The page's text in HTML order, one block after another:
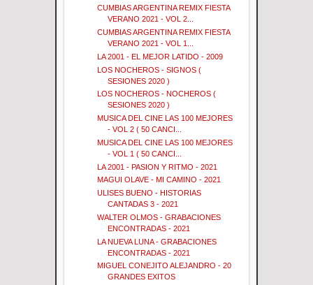
CUMBIAS ARGENTINA REMIX FIESTA
VERANO 2021 - VOL 2...
CUMBIAS ARGENTINA REMIX FIESTA
VERANO 2021 - VOL 1...
LA 2001 - EL MEJOR LATIDO - 2009
LOS NOCHEROS - SIGNOS (
SESIONES 2020 )
LOS NOCHEROS - NOCHEROS (
SESIONES 2020 )
MUSICA DEL CINE LAS 100 MEJORES
- VOL 2 ( 50 CANCI...
MUSICA DEL CINE LAS 100 MEJORES
- VOL 1 ( 50 CANCI...
LA 2001 - PASION Y RITMO - 2021
MAGUI OLAVE - MI CAMINO - 2021
ULISES BUENO - HISTORIAS
CANTADAS 3 - 2021
WALTER OLMOS - GRABACIONES
ENCONTRADAS - 2021
LA NUEVA LUNA - GRABACIONES
ENCONTRADAS - 2021
MIGUEL CONEJITO ALEJANDRO - 20
GRANDES EXITOS